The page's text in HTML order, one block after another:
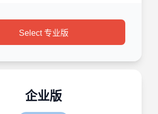
Select 专业版
企业版